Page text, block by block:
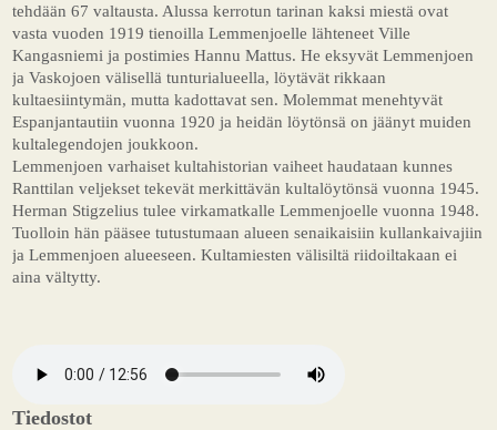
tehdään 67 valtausta. Alussa kerrotun tarinan kaksi miestä ovat
vasta vuoden 1919 tienoilla Lemmenjoelle lähteneet Ville
Kangasniemi ja postimies Hannu Mattus. He eksyvät Lemmenjoen
ja Vaskojoen välisellä tunturialueella, löytävät rikkaan
kultaesiintymän, mutta kadottavat sen. Molemmat menehtyvät
Espanjantautiin vuonna 1920 ja heidän löytönsä on jäänyt muiden
kultalegendojen joukkoon.
Lemmenjoen varhaiset kultahistorian vaiheet haudataan kunnes
Ranttilan veljekset tekevät merkittävän kultalöytönsä vuonna 1945.
Herman Stigzelius tulee virkamatkalle Lemmenjoelle vuonna 1948.
Tuolloin hän pääsee tutustumaan alueen senaikaisiin kullankaivajiin
ja Lemmenjoen alueeseen. Kultamiesten välisiltä riidoiltakaan ei
aina vältytty.
Tiedostot